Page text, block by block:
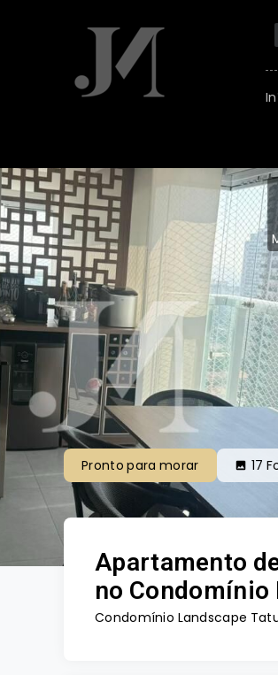
Pronto para morar 17
Apartamento
no Condomínio
Condomínio Landscape